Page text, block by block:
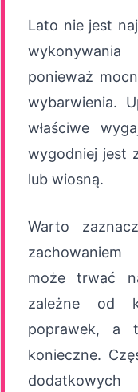
Lato nie jest
wykonywania
ponieważ
wybarwienia.
właściwe
wygodniej jest
lub wiosną.
Warto
może trwać
zależne od
poprawek, a
konieczne.